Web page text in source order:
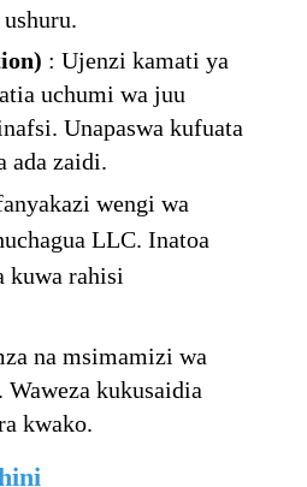
: Ujenzi kamati ya
uchumi wa juu
Unapaswa kufuata
ada zaidi.
wengi wa
LLC. Inatoa
kuwa rahisi
na msimamizi wa
Waweza kukusaidia
kwako.